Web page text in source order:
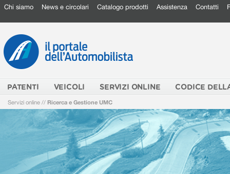
Chi siamo News e circolari Catalogo prodotti Assistenza Contatti
PATENTI VEICOLI SERVIZI ONLINE CODICE
Servizi online // Ricerca e Gestione UMC